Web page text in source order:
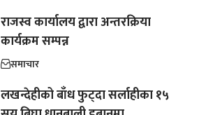
राजस्व कार्यालय द्वारा अन्तरक्रिया
कार्यक्रम सम्पन्न
समाचार
लखन्देहीको बाँध फुट्दा सर्लाहीका १५